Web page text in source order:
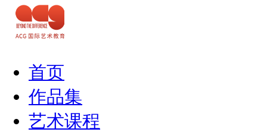
首页
作品集
艺术课程